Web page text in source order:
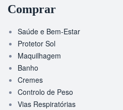
Comprar
Saúde e Bem-Estar
Protetor Sol
Maquilhagem
Banho
Cremes
Controlo de Peso
Vias Respiratórias